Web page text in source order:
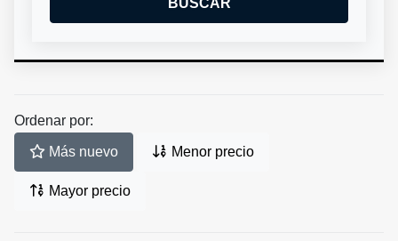
BUSCAR
Ordenar por:
Más nuevo Menor precio
Mayor precio